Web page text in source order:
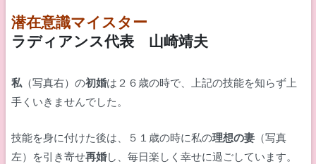
潜在意識マイスター
ラディアンス代表 山崎靖夫
私（写真右）の初婚は２６歳の時で、上記の技能を知らず上
手くいきませんでした。
技能を身に付けた後は、５１歳の時に私の理想の妻（写真
左）を引き寄せ再婚し、毎日楽しく幸せに過ごしています。